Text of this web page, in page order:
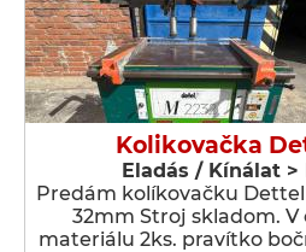
Kolikovačka
Eladás / Kínálat >
Predám kolíkovačku Dettel
32mm Stroj skladom. V
materiálu 2ks. pravítko